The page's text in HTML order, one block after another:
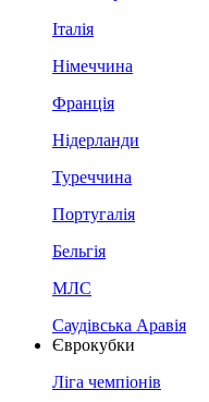
Італія
Німеччина
Франція
Нідерланди
Туреччина
Португалія
Бельгія
МЛС
Саудівська Аравія
Єврокубки
Ліга чемпіонів